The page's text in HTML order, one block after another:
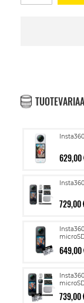
629,00
729,00
649,00
739,00